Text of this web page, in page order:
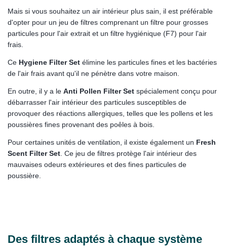
Mais si vous souhaitez un air intérieur plus sain, il est préférable
d'opter pour un jeu de filtres comprenant un filtre pour grosses
particules pour l'air extrait et un filtre hygiénique (F7) pour l'air
frais.
Ce Hygiene Filter Set élimine les particules fines et les bactéries
de l'air frais avant qu'il ne pénètre dans votre maison.
En outre, il y a le Anti Pollen Filter Set spécialement conçu pour
débarrasser l'air intérieur des particules susceptibles de
provoquer des réactions allergiques, telles que les pollens et les
poussières fines provenant des poêles à bois.
Pour certaines unités de ventilation, il existe également un Fresh
Scent Filter Set . Ce jeu de filtres protège l'air intérieur des
mauvaises odeurs extérieures et des fines particules de
poussière.
Des filtres adaptés à chaque système